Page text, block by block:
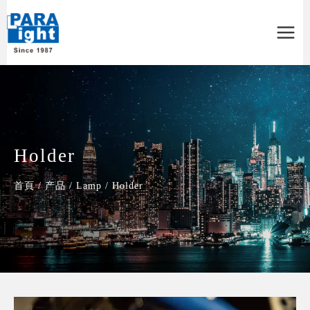
Menu
Holder
首頁 / 产品 / Lamp / Holder